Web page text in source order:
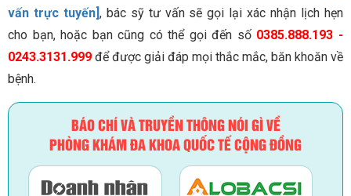
vấn trực tuyến] , bác sỹ tư vấn sẽ gọi lại xác nhận lịch hẹn
cho bạn, hoặc bạn cũng có thể gọi đến số 0385.888.193 -
0243.3131.999 để được giải đáp mọi thắc mắc, băn khoăn về
bệnh.
BÁO CHÍ VÀ TRUYỀN THÔNG NÓI GÌ VỀ
PHÒNG KHÁM ĐA KHOA QUỐC TẾ CỘNG ĐỒNG